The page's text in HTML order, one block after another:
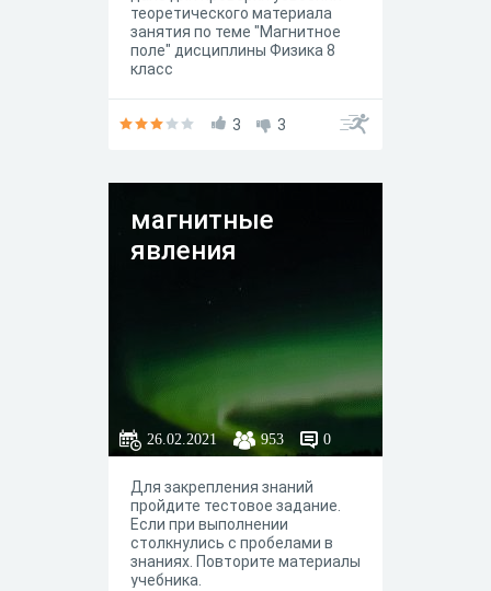
теоретического материала
занятия по теме "Магнитное
поле" дисциплины Физика 8
класс
3 3
магнитные
явления
26.02.2021 953 0
Для закрепления знаний
пройдите тестовое задание.
Если при выполнении
столкнулись с пробелами в
знаниях. Повторите материалы
учебника.